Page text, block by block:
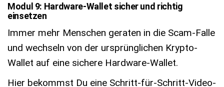
Modul 9: Hardware-Wallet sicher und richtig
einsetzen
Immer mehr Menschen geraten in die Scam-Falle
und wechseln von der ursprünglichen Krypto-
Wallet auf eine sichere Hardware-Wallet.
Hier bekommst Du eine Schritt-für-Schritt-Video-